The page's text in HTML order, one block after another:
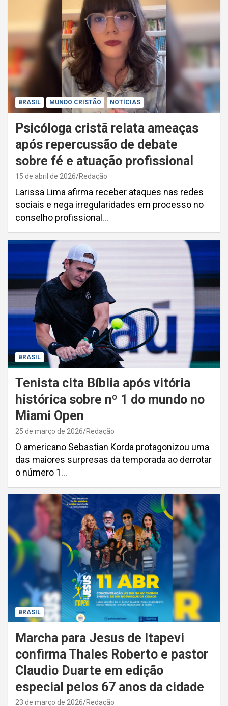
BRASIL MUNDO CRISTÃO NOTÍCIAS
Psicóloga cristã relata ameaças
após repercussão de debate
sobre fé e atuação profissional
15 de abril de 2026 Redação
Larissa Lima afirma receber ataques nas redes
sociais e nega irregularidades em processo no
conselho profissional…
BRASIL
Tenista cita Bíblia após vitória
histórica sobre nº 1 do mundo no
Miami Open
25 de março de 2026 Redação
O americano Sebastian Korda protagonizou uma
das maiores surpresas da temporada ao derrotar
o número 1…
BRASIL
Marcha para Jesus de Itapevi
confirma Thales Roberto e pastor
Claudio Duarte em edição
especial pelos 67 anos da cidade
23 de março de 2026 Redação